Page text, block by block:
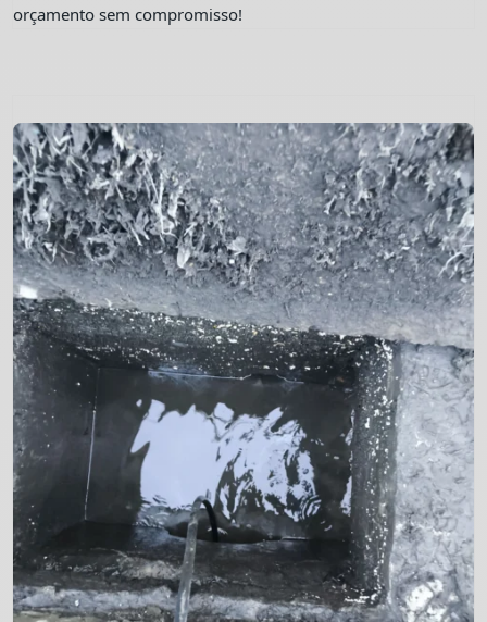
orçamento sem compromisso!